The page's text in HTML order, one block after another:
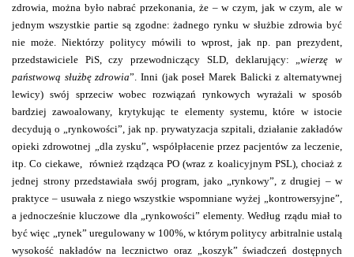
zdrowia, można było nabrać przekonania, że – w czym, jak w czym, ale w
jednym wszystkie partie są zgodne: żadnego rynku w służbie zdrowia być
nie może. Niektórzy politycy mówili to wprost, jak np. pan prezydent,
przedstawiciele PiS, czy przewodniczący SLD, deklarujący: „wierzę w
państwową służbę zdrowia”. Inni (jak poseł Marek Balicki z alternatywnej
lewicy) swój sprzeciw wobec rozwiązań rynkowych wyrażali w sposób
bardziej zawoalowany, krytykując te elementy systemu, które w istocie
decydują o „rynkowości”, jak np. prywatyzacja szpitali, działanie zakładów
opieki zdrowotnej „dla zysku”, współpłacenie przez pacjentów za leczenie,
itp. Co ciekawe,
również rządząca PO (wraz z koalicyjnym PSL), chociaż z
jednej strony przedstawiała swój program, jako „rynkowy”, z drugiej – w
praktyce – usuwała z niego wszystkie wspomniane wyżej „kontrowersyjne”,
a jednocześnie kluczowe dla „rynkowości” elementy. Według rządu miał to
być więc „rynek” uregulowany w 100%, w którym politycy arbitralnie ustalą
wysokość nakładów na lecznictwo oraz „koszyk” świadczeń dostępnych